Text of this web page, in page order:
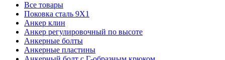
Все товары
Поковка сталь 9Х1
Анкер клин
Анкер регулировочный по высоте
Анкерные болты
Анкерные пластины